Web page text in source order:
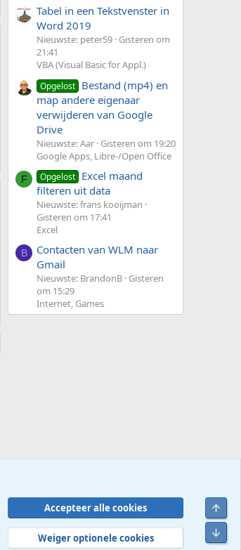
Tabel in een Tekstvenster in
Word 2019
Nieuwste: peter59 Gisteren om
21:41
VBA (Visual Basic for Appl.)
Opgelost Bestand (mp4) en
map andere eigenaar
verwijderen van Google
Drive
Nieuwste: Aar Gisteren om 19:20
Google Apps, Libre-/Open Office
F Opgelost Excel maand
filteren uit data
Nieuwste: frans kooijman
Gisteren om 17:41
Excel
B
Contacten van WLM naar
Gmail
Nieuwste: BrandonB Gisteren
om 15:29
Internet, Games
en regels Privacybeleid Help
R
S
Accepteer alle cookies
Weiger optionele cookies